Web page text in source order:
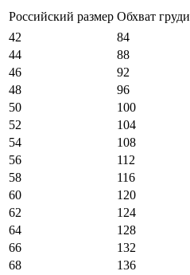
Российский размер Обхват груди
42
84
44
88
46
92
48
96
50
100
52
104
54
108
56
112
58
116
60
120
62
124
64
128
66
132
68
136